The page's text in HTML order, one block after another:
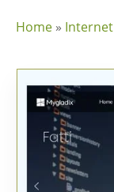
Home » Internet